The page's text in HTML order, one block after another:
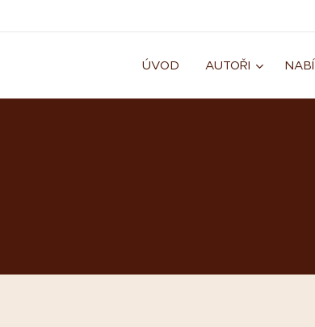
ÚVOD AUTOŘI